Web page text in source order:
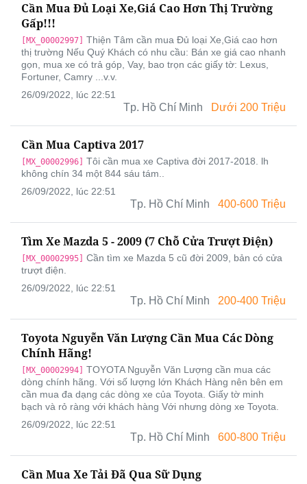
Cần Mua Đủ Loại Xe,Giá Cao Hơn Thị Trường
Gấp!!!
[MX_00002997] Thiện Tâm cần mua Đủ loại Xe,Giá cao hơn
thị trường Nếu Quý Khách có nhu cầu: Bán xe giá cao nhanh
gọn, mua xe có trả góp, Vay, bao trọn các giấy tờ: Lexus,
Fortuner, Camry ...v.v.
26/09/2022, lúc 22:51
Tp. Hồ Chí Minh Dưới 200 Triệu
Cần Mua Captiva 2017
[MX_00002996] Tôi cần mua xe Captiva đời 2017-2018. lh
không chín 34 một 844 sáu tám..
26/09/2022, lúc 22:51
Tp. Hồ Chí Minh 400-600 Triệu
Tìm Xe Mazda 5 - 2009 (7 Chỗ Cửa Trượt Điện)
[MX_00002995] Cần tìm xe Mazda 5 cũ đời 2009, bản có cửa
trượt điện.
26/09/2022, lúc 22:51
Tp. Hồ Chí Minh 200-400 Triệu
Toyota Nguyễn Văn Lượng Cần Mua Các Dòng
Chính Hãng!
[MX_00002994] TOYOTA Nguyễn Văn Lượng cần mua các
dòng chính hãng. Với số lượng lớn Khách Hàng nên bên em
cần mua đa dạng các dòng xe của Toyota. Giấy tờ minh
bạch và rỏ ràng với khách hàng Với nhưng dòng xe Toyota.
26/09/2022, lúc 22:51
Tp. Hồ Chí Minh 600-800 Triệu
Cần Mua Xe Tải Đã Qua Sữ Dụng